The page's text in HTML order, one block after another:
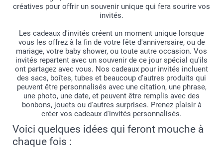
créatives pour offrir un souvenir unique qui fera sourire vos
invités.
Les cadeaux d'invités créent un moment unique lorsque
vous les offrez à la fin de votre fête d'anniversaire, ou de
mariage, votre baby shower, ou toute autre occasion. Vos
invités repartent avec un souvenir de ce jour spécial qu'ils
ont partagez avec vous. Nos cadeaux pour invités incluent
des sacs, boîtes, tubes et beaucoup d'autres produits qui
peuvent être personnalisés avec une citation, une phrase,
une photo, une date, et peuvent être remplis avec des
bonbons, jouets ou d'autres surprises. Prenez plaisir à
créer vos cadeaux d'invités personnalisés.
Voici quelques idées qui feront mouche à
chaque fois :